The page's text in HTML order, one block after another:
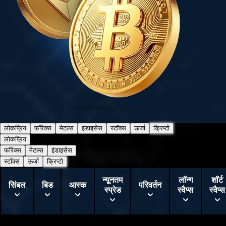
लोकप्रिय फॉरेक्स मेटल्स इंडाइसेस स्टॉक्स ऊर्जा
क्रिप्टो
लोकप्रिय
फॉरेक्स
मेटल्स
इंडाइसेस
स्टॉक्स
ऊर्जा क्रिप्टो
सिंबल बिड आस्क
न्यूनतम
स्प्रेड
परिवर्तन
लॉन्ग
स्वैप्स
शॉर्ट
स्वैप्स